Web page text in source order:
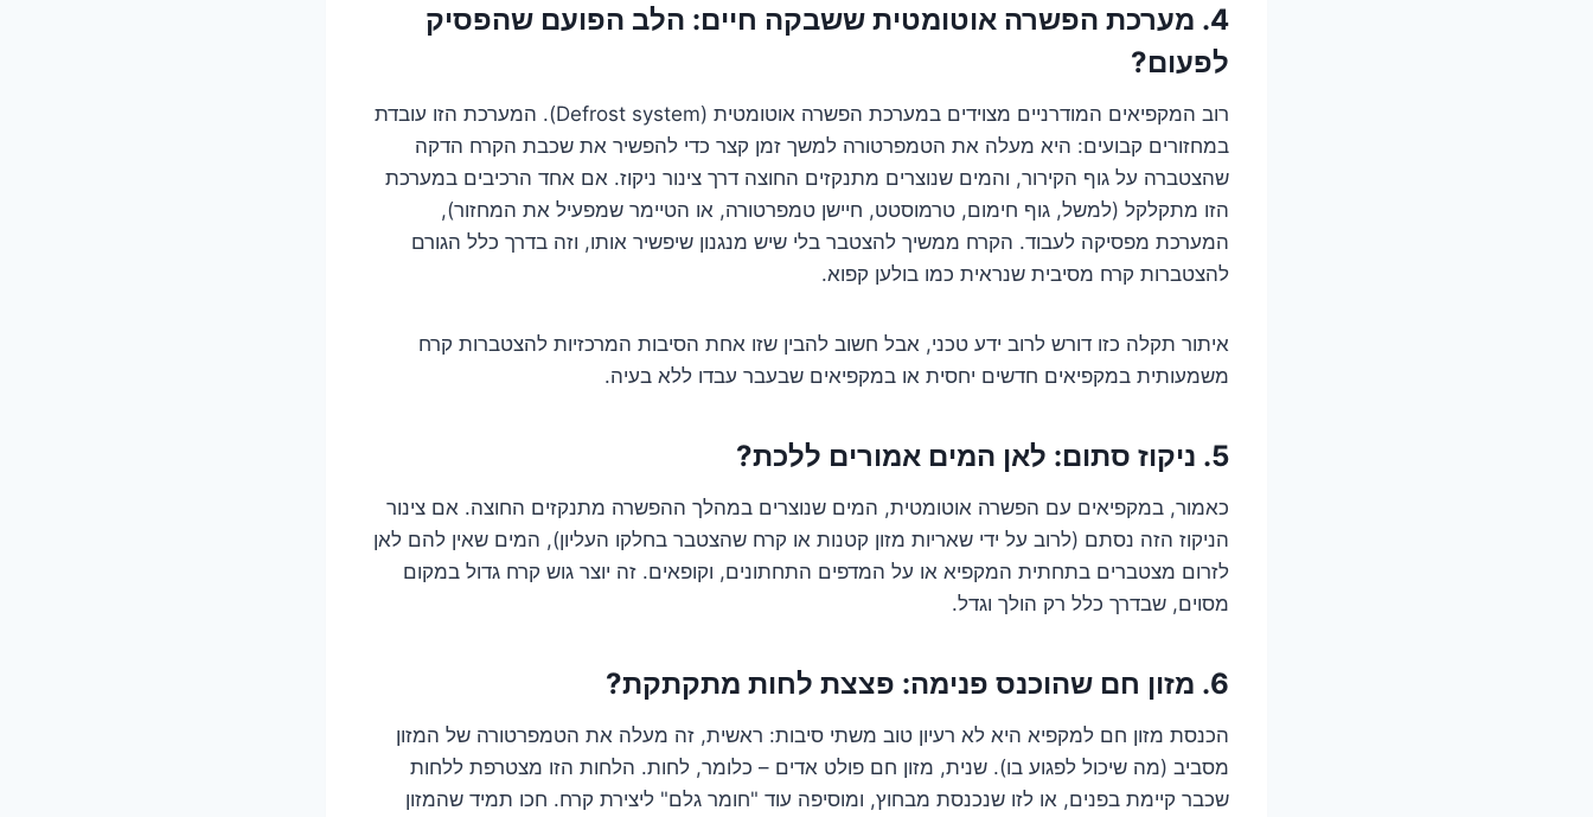
4. מערכת הפשרה אוטומטית ששבקה חיים: הלב הפועם שהפסיק
לפעום?
רוב המקפיאים המודרניים מצוידים במערכת הפשרה אוטומטית (Defrost system). המערכת הזו עובדת
במחזורים קבועים: היא מעלה את הטמפרטורה למשך זמן קצר כדי להפשיר את שכבת הקרח הדקה
שהצטברה על גוף הקירור, והמים שנוצרים מתנקזים החוצה דרך צינור ניקוז. אם אחד הרכיבים במערכת
הזו מתקלקל (למשל, גוף חימום, טרמוסטט, חיישן טמפרטורה, או הטיימר שמפעיל את המחזור),
המערכת מפסיקה לעבוד. הקרח ממשיך להצטבר בלי שיש מנגנון שיפשיר אותו, וזה בדרך כלל הגורם
להצטברות קרח מסיבית שנראית כמו בולען קפוא.
איתור תקלה כזו דורש לרוב ידע טכני, אבל חשוב להבין שזו אחת הסיבות המרכזיות להצטברות קרח
משמעותית במקפיאים חדשים יחסית או במקפיאים שבעבר עבדו ללא בעיה.
5. ניקוז סתום: לאן המים אמורים ללכת?
כאמור, במקפיאים עם הפשרה אוטומטית, המים שנוצרים במהלך ההפשרה מתנקזים החוצה. אם צינור
הניקוז הזה נסתם (לרוב על ידי שאריות מזון קטנות או קרח שהצטבר בחלקו העליון), המים שאין להם לאן
לזרום מצטברים בתחתית המקפיא או על המדפים התחתונים, וקופאים. זה יוצר גוש קרח גדול במקום
מסוים, שבדרך כלל רק הולך וגדל.
6. מזון חם שהוכנס פנימה: פצצת לחות מתקתקת?
הכנסת מזון חם למקפיא היא לא רעיון טוב משתי סיבות: ראשית, זה מעלה את הטמפרטורה של המזון
מסביב (מה שיכול לפגוע בו). שנית, מזון חם פולט אדים – כלומר, לחות. הלחות הזו מצטרפת ללחות
שכבר קיימת בפנים, או לזו שנכנסת מבחוץ, ומוסיפה עוד "חומר גלם" ליצירת קרח. חכו תמיד שהמזון